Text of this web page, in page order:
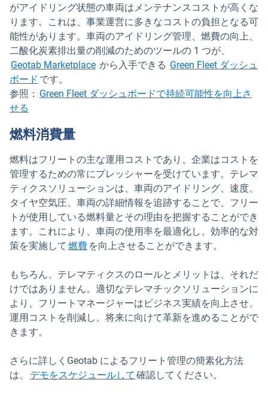
がアイドリング状態の車両はメンテナンスコストが高くな
ります。これは、事業運営に多きなコストの負担となる可
能性があります。車両のアイドリング管理、燃費の向上、
二酸化炭素排出量の削減のためのツールの 1 つが、
Geotab Marketplace新しいウィンドウで開く
から入手できる Green Fleet ダッシュ
ボード 新しいウィンドウで開く
です。
参照： Green Fleet ダッシュボードで持続可能性を向上さ
せる
燃料消費量
燃料はフリートの主な運用コストであり、企業はコストを
管理するための常にプレッシャーを受けています。テレマ
ティクスソリューションは、車両のアイドリング、速度、
タイヤ空気圧、車両の詳細情報を追跡することで、フリー
トが使用している燃料量とその理由を把握することができ
ます。これにより、車両の使用率を最適化し、効率的な対
策を実施して 燃費 を向上させることができます。
もちろん、テレマティクスのロールとメリットは、それだ
けではありません。適切なテレマチックソリューションに
より、フリートマネージャーはビジネス実績を向上させ、
運用コストを削減し、将来に向けて革新を進めることがで
きます。
さらに詳しくGeotab によるフリート管理の簡素化方法
は、
デモをスケジュールして 確認してください。